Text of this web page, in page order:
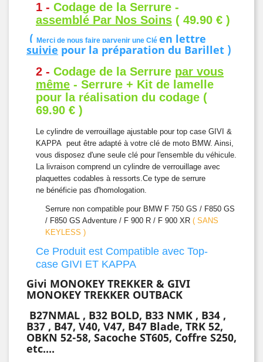
1 - Codage de la Serrure -
assemblé Par Nos Soins ( 49.90 € )
( Merci de nous faire parvenir une Clé en lettre
suivie pour la préparation du Barillet )
2 - Codage de la Serrure par vous
même - Serrure + Kit de lamelle
pour la réalisation du codage (
69.90 € )
Le cylindre de verrouillage ajustable pour top case GIVI &
KAPPA peut être adapté à votre clé de moto BMW. Ainsi,
vous disposez d'une seule clé pour l'ensemble du véhicule.
La livraison comprend un cylindre de verrouillage avec
plaquettes codables à ressorts.Ce type de serrure
ne bénéficie pas d'homologation.
Serrure non compatible pour BMW F 750 GS / F850 GS
/ F850 GS Adventure / F 900 R / F 900 XR ( SANS
KEYLESS )
Ce Produit est Compatible avec Top-
case GIVI ET KAPPA
Givi MONOKEY TREKKER & GIVI
MONOKEY TREKKER OUTBACK
B27NMAL , B32 BOLD, B33 NMK , B34 ,
B37 , B47, V40, V47, B47 Blade, TRK 52,
OBKN 52-58, Sacoche ST605, Coffre S250,
etc....